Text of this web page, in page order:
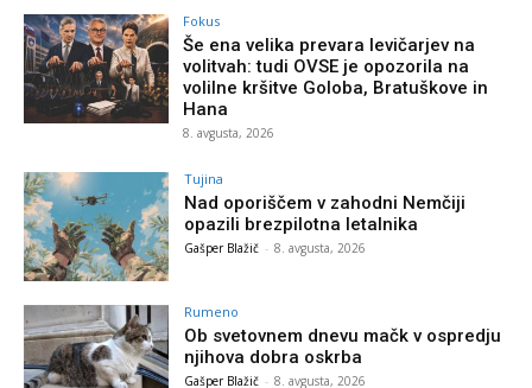
Fokus
Še ena velika prevara levičarjev na
volitvah: tudi OVSE je opozorila na
volilne kršitve Goloba, Bratuškove in
Hana
8. avgusta, 2026
Tujina
Nad oporiščem v zahodni Nemčiji
opazili brezpilotna letalnika
Gašper Blažič - 8. avgusta, 2026
Rumeno
Ob svetovnem dnevu mačk v ospredju
njihova dobra oskrba
Gašper Blažič - 8. avgusta, 2026